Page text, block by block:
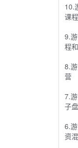
10.
课
9.
程
8.
营
7.
子
6.
资